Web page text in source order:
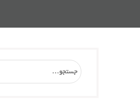
Search
for: